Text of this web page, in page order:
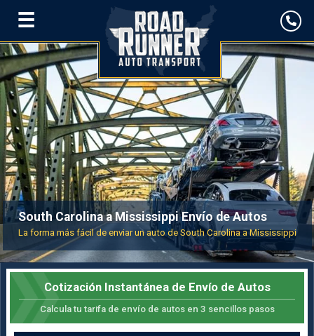
☰
South Carolina a Mississippi Envío de Autos
La forma más fácil de enviar un auto de South Carolina a Mississippi
Cotización Instantánea de Envío de Autos
Calcula tu tarifa de envío de autos en 3 sencillos pasos